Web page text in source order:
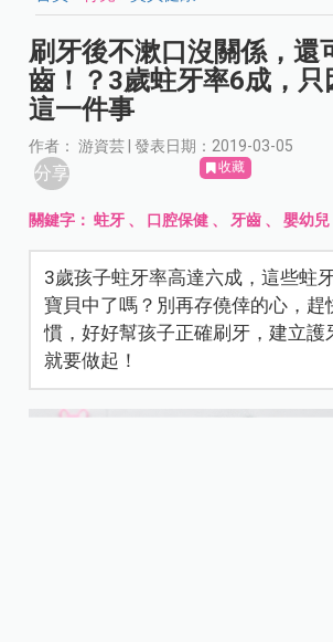
刷牙後不漱口沒關係，還
齒！？3歲蛀牙率6成，只
這一件事
作者： 游資芸 | 發表日期：2019-03-05
分享 收藏
關鍵字：蛀牙 、 口腔保健 、 牙齒 、嬰幼兒
3歲孩子蛀牙率高達六成，這些蛀
寶貝中了嗎？別再存僥倖的心，趕
慣，好好幫孩子正確刷牙，建立護
就要做起！